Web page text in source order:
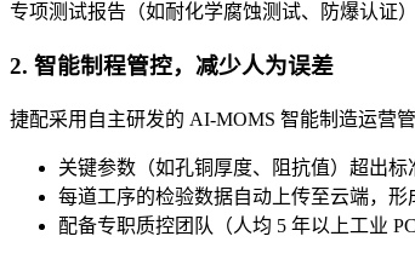
专项测试报告（如耐化学腐蚀测试、防爆认证
2. 智能制程管控，减少人为误差
捷配采用自主研发的 AI-MOMS 智能制造运营
关键参数（如孔铜厚度、阻抗值）超出标
每道工序的检验数据自动上传至云端，形
配备专职质控团队（人均 5 年以上工业